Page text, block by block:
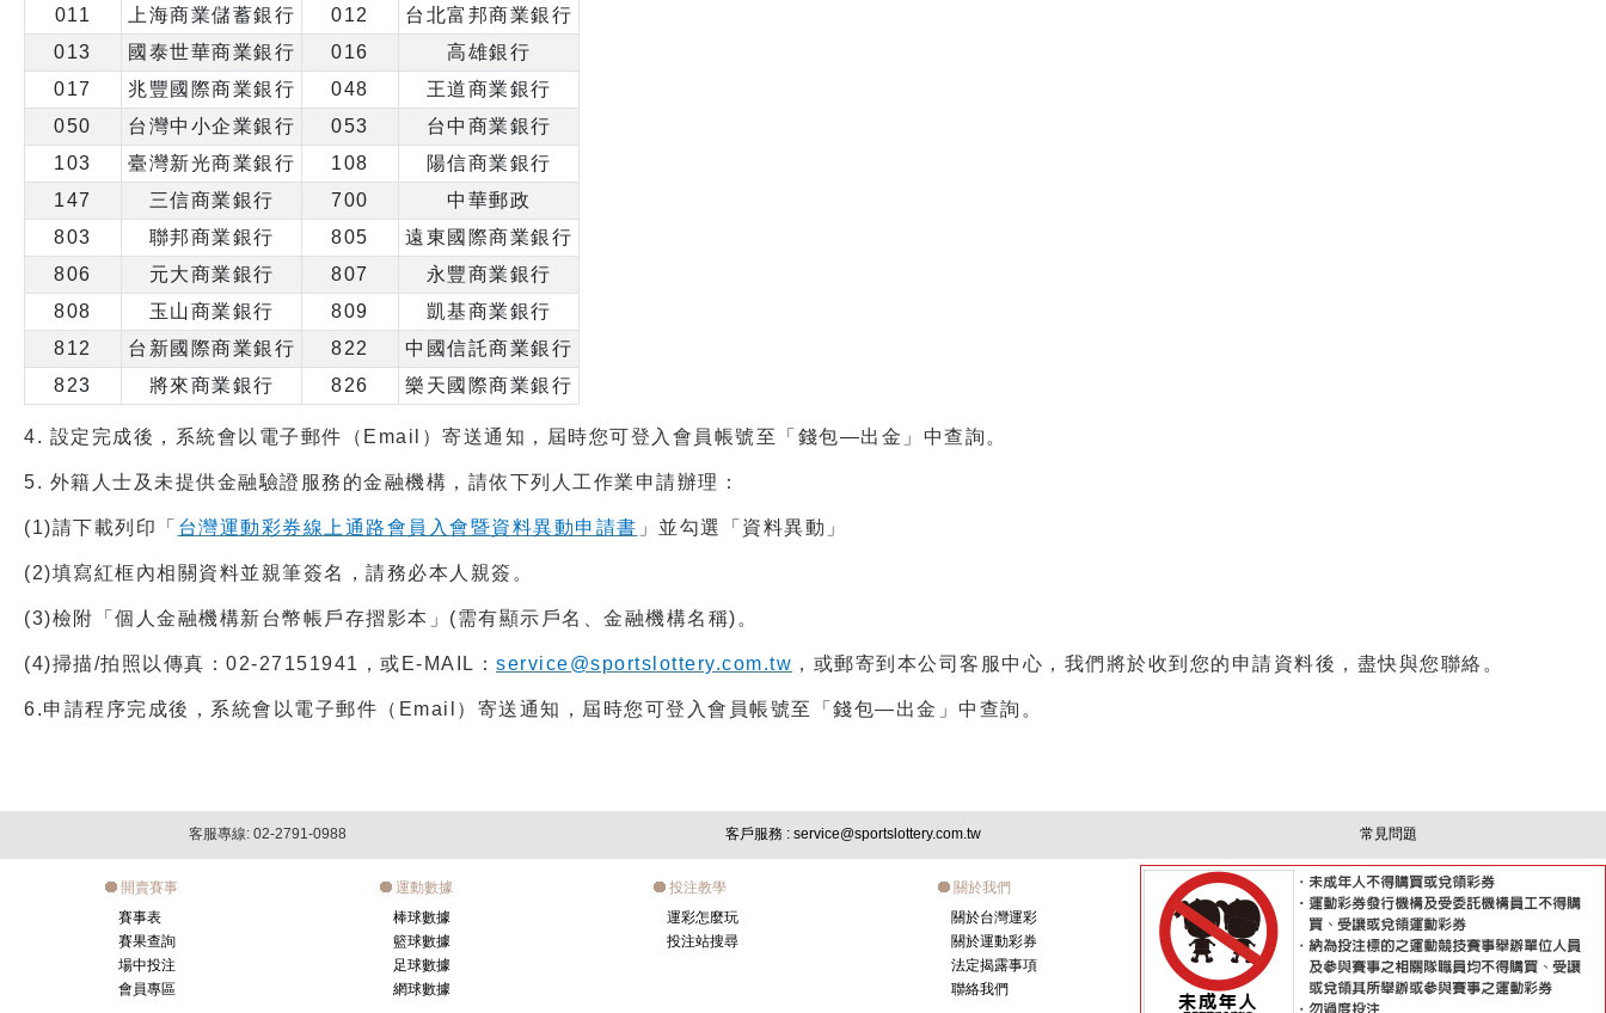
011
上海商業儲蓄銀行 012
台北富邦商業銀行
013
國泰世華商業銀行 016
高雄銀行
017
兆豐國際商業銀行 048
王道商業銀行
050
台灣中小企業銀行 053
台中商業銀行
103
臺灣新光商業銀行 108
陽信商業銀行
147
三信商業銀行 700
中華郵政
803
聯邦商業銀行 805
遠東國際商業銀行
806
元大商業銀行 807
永豐商業銀行
808
玉山商業銀行 809
凱基商業銀行
812
台新國際商業銀行 822
中國信託商業銀行
823
將來商業銀行 826 樂天國際商業銀行
4. 設定完成後，系統會以電子郵件（Email）寄送通知，屆時您可登入會員帳號至「錢包—出金」中查詢。
5. 外籍人士及 未提供金融驗證服務的金融機構，請依下列人工作業申請辦理：
(1)請下載列印「 台灣運動彩券線上通路會員入會暨資料異動申請書 」並勾選「資料異動」
(2)填寫紅框內相關資料並親筆簽名，請務必本人親簽。
(3)檢附「個人金融機構新台幣帳戶存摺影本」(需有顯示戶名、金融機構名稱)。
(4)掃描/拍照以傳真：02-27151941，或E-MAIL： service@sportslottery.com.tw ，或郵寄到本公司客服中心，我們將於收到您的申請資料後，盡快與您聯絡。
6.申請程序完成後，系統會以電子郵件（Email）寄送通知，屆時您可登入會員帳號至「錢包—出金」中查詢。
客服專線: 02-2791-0988 客戶服務 : service@sportslottery.com.tw 常見問題
開賣賽事
賽事表
賽果查詢
場中投注
會員專區
運動數據
棒球數據
籃球數據
足球數據
網球數據
投注教學
運彩怎麼玩
投注站搜尋
關於我們
關於台灣運彩
關於運動彩券
法定揭露事項
聯絡我們